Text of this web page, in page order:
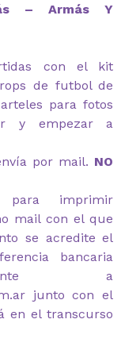
– Armás Y
con el kit
de futbol de
para fotos
y empezar a
por mail. NO
imprimir
mail con el que
se acredite el
bancaria
a
junto con el
en el transcurso